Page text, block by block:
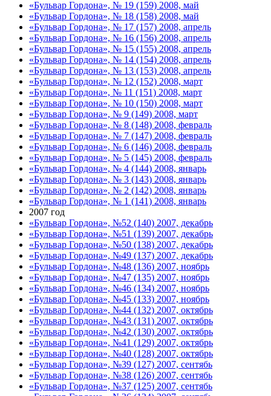
«Бульвар Гордона», № 19 (159) 2008, май
«Бульвар Гордона», № 18 (158) 2008, май
«Бульвар Гордона», № 17 (157) 2008, апрель
«Бульвар Гордона», № 16 (156) 2008, апрель
«Бульвар Гордона», № 15 (155) 2008, апрель
«Бульвар Гордона», № 14 (154) 2008, апрель
«Бульвар Гордона», № 13 (153) 2008, апрель
«Бульвар Гордона», № 12 (152) 2008, март
«Бульвар Гордона», № 11 (151) 2008, март
«Бульвар Гордона», № 10 (150) 2008, март
«Бульвар Гордона», № 9 (149) 2008, март
«Бульвар Гордона», № 8 (148) 2008, февраль
«Бульвар Гордона», № 7 (147) 2008, февраль
«Бульвар Гордона», № 6 (146) 2008, февраль
«Бульвар Гордона», № 5 (145) 2008, февраль
«Бульвар Гордона», № 4 (144) 2008, январь
«Бульвар Гордона», № 3 (143) 2008, январь
«Бульвар Гордона», № 2 (142) 2008, январь
«Бульвар Гордона», № 1 (141) 2008, январь
2007 год
«Бульвар Гордона», №52 (140) 2007, декабрь
«Бульвар Гордона», №51 (139) 2007, декабрь
«Бульвар Гордона», №50 (138) 2007, декабрь
«Бульвар Гордона», №49 (137) 2007, декабрь
«Бульвар Гордона», №48 (136) 2007, ноябрь
«Бульвар Гордона», №47 (135) 2007, ноябрь
«Бульвар Гордона», №46 (134) 2007, ноябрь
«Бульвар Гордона», №45 (133) 2007, ноябрь
«Бульвар Гордона», №44 (132) 2007, октябрь
«Бульвар Гордона», №43 (131) 2007, октябрь
«Бульвар Гордона», №42 (130) 2007, октябрь
«Бульвар Гордона», №41 (129) 2007, октябрь
«Бульвар Гордона», №40 (128) 2007, октябрь
«Бульвар Гордона», №39 (127) 2007, сентябь
«Бульвар Гордона», №38 (126) 2007, сентябь
«Бульвар Гордона», №37 (125) 2007, сентябь